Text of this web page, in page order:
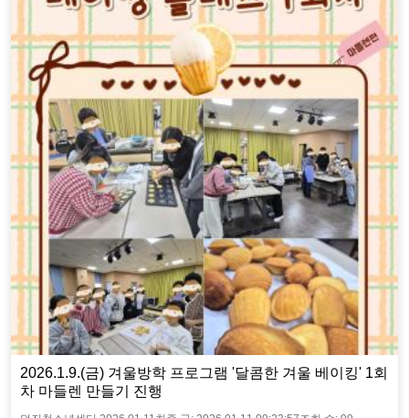
2026.1.9.(금) 겨울방학 프로그램 '달콤한 겨울 베이킹' 1회
차 마들렌 만들기 진행